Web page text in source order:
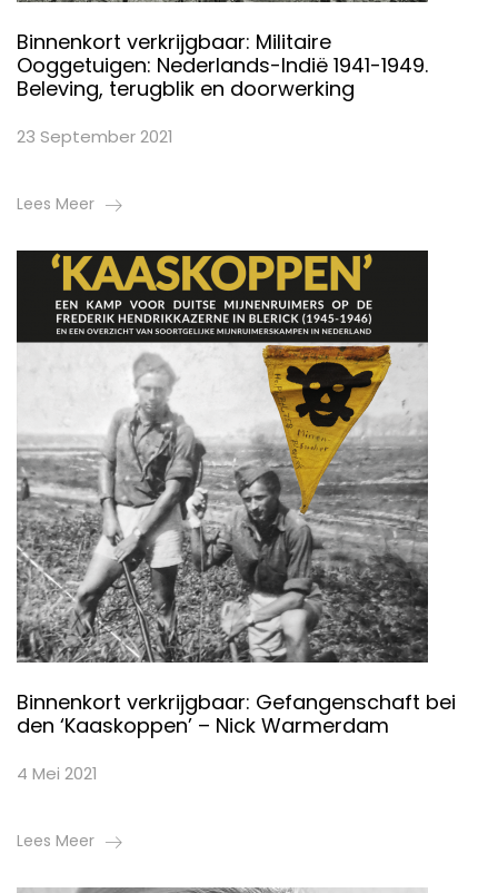
Binnenkort verkrijgbaar: Militaire
Ooggetuigen: Nederlands-Indië 1941-1949.
Beleving, terugblik en doorwerking
23 September 2021
Lees Meer
Binnenkort verkrijgbaar: Gefangenschaft bei
den ‘Kaaskoppen’ – Nick Warmerdam
4 Mei 2021
Lees Meer